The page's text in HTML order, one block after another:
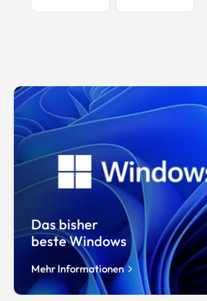
Das bisher
beste Windows
Mehr Informationen